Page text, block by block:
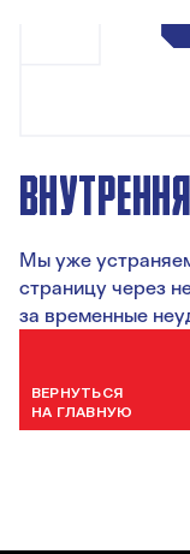
Мы уже
страницу через
за временные
ВЕРНУТЬСЯ
НА ГЛАВНУЮ